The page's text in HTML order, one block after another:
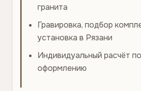
гранита
Гравировка, подбор
установка в Рязани
Индивидуальный расчёт
оформлению